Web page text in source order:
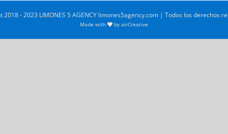
2018 - 2023 LIMONES 5 AGENCY limones5agency.com | Todos los derechos
Made with by airCreative